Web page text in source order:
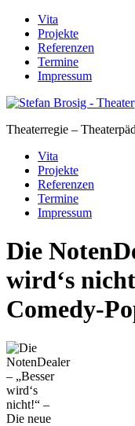
Skip
content
Vita
Projekte
Referenzen
Termine
Impressum
Theaterregie –
Vita
Projekte
Referenzen
Termine
Impressum
Die
wird‘s
Comedy-